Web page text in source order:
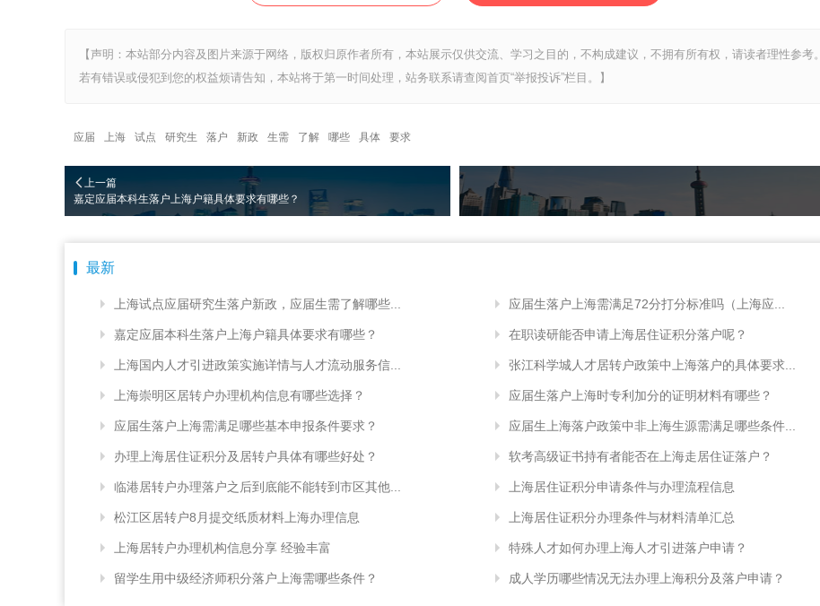
【声明：本站部分内容及图片来源于网络，版权归原作者所有，本站展示仅供交流、学习之目的，不构成建议，不拥有所有权，请读者理性参考。
若有错误或侵犯到您的权益烦请告知，本站将于第一时间处理，站务联系请查阅首页“举报投诉”栏目。】
应届 上海 试点 研究生 落户 新政 生需 了解 哪些 具体 要求
上一篇
嘉定应届本科生落户上海户籍具体要求有哪些？
最新
上海试点应届研究生落户新政，应届生需了解哪些...
嘉定应届本科生落户上海户籍具体要求有哪些？
上海国内人才引进政策实施详情与人才流动服务信...
上海崇明区居转户办理机构信息有哪些选择？
应届生落户上海需满足哪些基本申报条件要求？
办理上海居住证积分及居转户具体有哪些好处？
临港居转户办理落户之后到底能不能转到市区其他...
松江区居转户8月提交纸质材料上海办理信息
上海居转户办理机构信息分享 经验丰富
留学生用中级经济师积分落户上海需哪些条件？
应届生落户上海需满足72分打分标准吗（上海应...
在职读研能否申请上海居住证积分落户呢？
张江科学城人才居转户政策中上海落户的具体要求...
应届生落户上海时专利加分的证明材料有哪些？
应届生上海落户政策中非上海生源需满足哪些条件...
软考高级证书持有者能否在上海走居住证落户？
上海居住证积分申请条件与办理流程信息
上海居住证积分办理条件与材料清单汇总
特殊人才如何办理上海人才引进落户申请？
成人学历哪些情况无法办理上海积分及落户申请？